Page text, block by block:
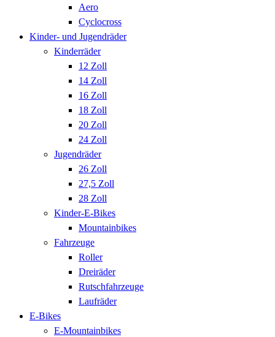
Aero
Cyclocross
Kinder- und Jugendräder
Kinderräder
12 Zoll
14 Zoll
16 Zoll
18 Zoll
20 Zoll
24 Zoll
Jugendräder
26 Zoll
27,5 Zoll
28 Zoll
Kinder-E-Bikes
Mountainbikes
Fahrzeuge
Roller
Dreiräder
Rutschfahrzeuge
Laufräder
E-Bikes
E-Mountainbikes